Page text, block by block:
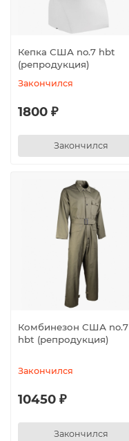
Кепка США no.7 hbt
(репродукция)
Закончился
1800 ₽
Закончился
Комбинезон США no.7
hbt (репродукция)
Закончился
10450 ₽
Закончился